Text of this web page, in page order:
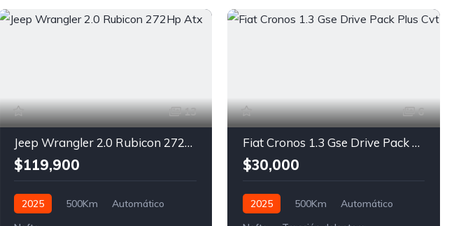
13
Jeep Wrangler 2.0 Rubicon 272Hp Atx
$119,900
2025 500Km
Automático
6
Fiat Cronos 1.3 Gse Drive Pack Plus Cvt
$30,000
2025 500Km
Automático